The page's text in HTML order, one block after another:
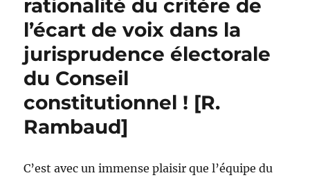
rationalité du critère de
l’écart de voix dans la
jurisprudence électorale
du Conseil
constitutionnel ! [R.
Rambaud]
C’est avec un immense plaisir que l’équipe du